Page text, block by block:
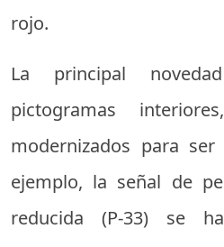
rojo.
La principal
pictogramas
modernizados para
ejemplo, la señal de
reducida (P-33) se